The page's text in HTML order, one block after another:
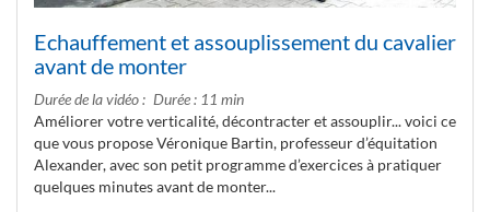
Echauffement et assouplissement du cavalier
avant de monter
Durée de la vidéo
Durée : 11 min
Améliorer votre verticalité, décontracter et assouplir... voici ce
que vous propose Véronique Bartin, professeur d’équitation
Alexander, avec son petit programme d’exercices à pratiquer
quelques minutes avant de monter...